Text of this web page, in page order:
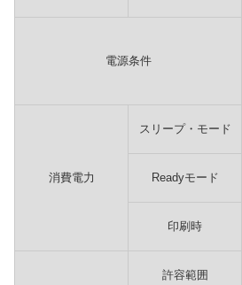
電源条件
消費電力
スリープ・モード
Readyモード
印刷時
許容範囲